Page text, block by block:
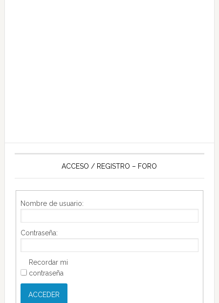
ACCESO / REGISTRO – FORO
Nombre de usuario:
Contraseña:
Recordar mi
contraseña
ACCEDER